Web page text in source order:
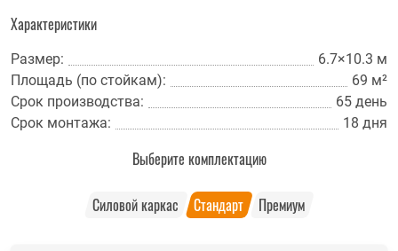
Характеристики
Размер:
6.7×10.3 м
Площадь (по стойкам):
69 м²
Срок производства:
65 день
Срок монтажа:
18 дня
Выберите комплектацию
Силовой каркас Стандарт Премиум